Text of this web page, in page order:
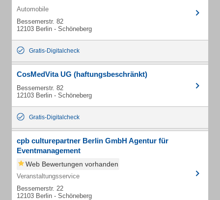
Automobile
Bessemerstr. 82
12103 Berlin - Schöneberg
Gratis-Digitalcheck
CosMedVita UG (haftungsbeschränkt)
Bessemerstr. 82
12103 Berlin - Schöneberg
Gratis-Digitalcheck
cpb culturepartner Berlin GmbH Agentur für
Eventmanagement
Web Bewertungen vorhanden
Veranstaltungsservice
Bessemerstr. 22
12103 Berlin - Schöneberg